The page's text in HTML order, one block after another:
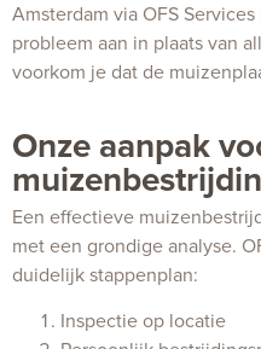
Amsterdam via OFS
probleem aan in plaats van
voorkom je dat de
Onze aanpak
Een effectieve
met een grondige analyse.
duidelijk stappenplan:
Inspectie op locatie